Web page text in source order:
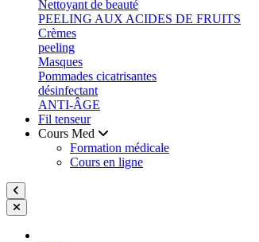
Nettoyant de beauté
PEELING AUX ACIDES DE FRUITS
Crèmes
peeling
Masques
Pommades cicatrisantes
désinfectant
ANTI-ÂGE
Fil tenseur
Cours Med
Formation médicale
Cours en ligne